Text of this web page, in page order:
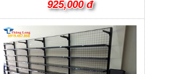
925,000 đ